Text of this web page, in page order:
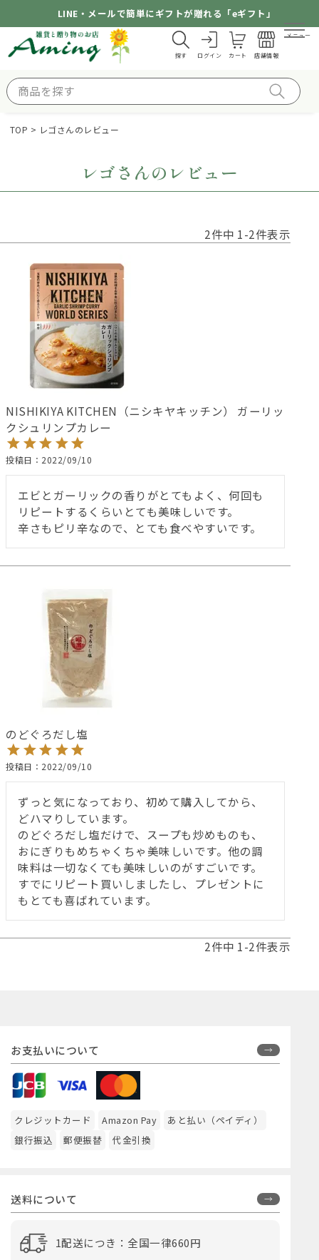
LINE・メールで簡単にギフトが贈れる「eギフト」
探す ログイン カート 店舗情報
メニュー
TOP レゴさんのレビュー
レゴさんのレビュー
2件中 1-2件表示
NISHIKIYA KITCHEN（ニシキヤキッチン） ガーリッ
クシュリンプカレー
投稿日 2022/09/10
エビとガーリックの香りがとてもよく、何回も
リピートするくらいとても美味しいです。
のどぐろだし塩
投稿日 2022/09/10
ずっと気になっており、初めて購入してから、
どハマりしています。
のどぐろだし塩だけで、スープも炒めものも、
おにぎりもめちゃくちゃ美味しいです。他の調
味料は一切なくても美味しいのがすごいです。
すでにリピート買いしましたし、プレゼントに
もとても喜ばれています。
2件中 1-2件表示
お支払いについて
クレジットカード Amazon Pay
あと払い（ペイディ）
銀行振込
郵便振替 代金引換
送料について
1配送につき：全国一律660円